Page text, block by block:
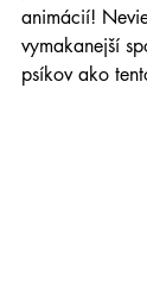
animácií!
vymakanejší
psíkov ako